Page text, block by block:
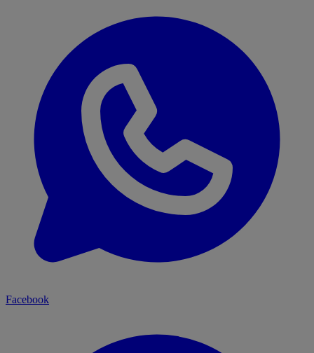
Facebook